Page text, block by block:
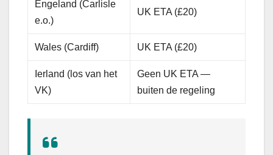
Engeland (Carlisle
e.o.)
UK ETA (£20)
Wales (Cardiff) UK ETA (£20)
Ierland (los van het
VK)
Geen UK ETA —
buiten de regeling